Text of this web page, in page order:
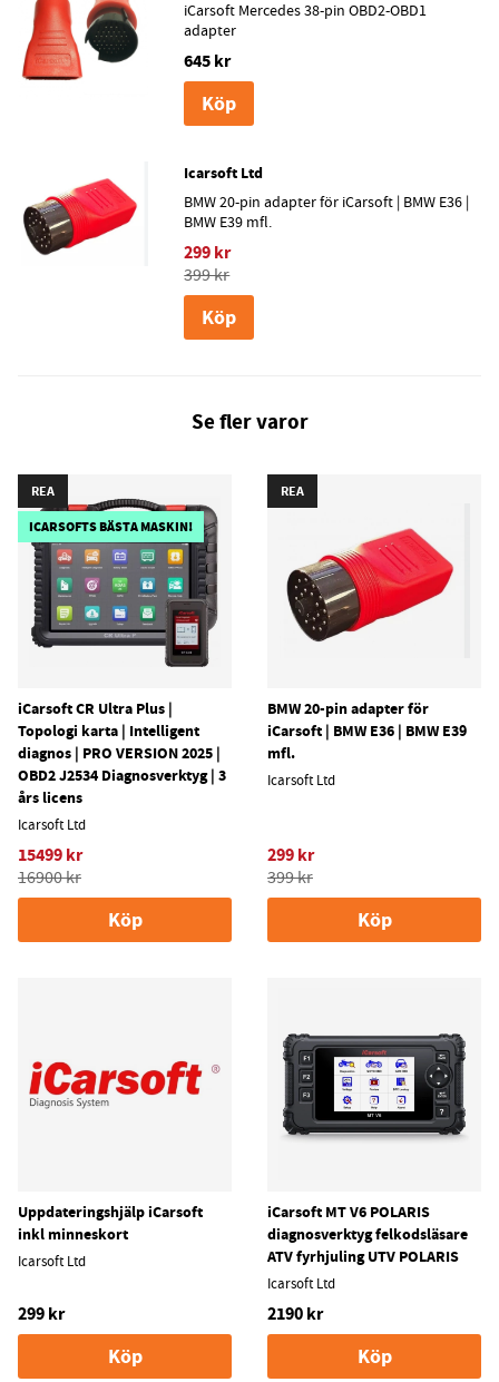
iCarsoft Mercedes 38-pin OBD2-OBD1
adapter
645 kr
Köp
Icarsoft Ltd
BMW 20-pin adapter för iCarsoft | BMW E36 |
BMW E39 mfl.
299 kr
399 kr
Köp
Se fler varor
REA
ICARSOFTS BÄSTA MASKIN!
iCarsoft CR Ultra Plus |
Topologi karta | Intelligent
diagnos | PRO VERSION 2025 |
OBD2 J2534 Diagnosverktyg | 3
års licens
Icarsoft Ltd
15499 kr
16900 kr
Köp
REA
BMW 20-pin adapter för
iCarsoft | BMW E36 | BMW E39
mfl.
Icarsoft Ltd
299 kr
399 kr
Köp
Uppdateringshjälp iCarsoft
inkl minneskort
Icarsoft Ltd
299 kr
Köp
iCarsoft MT V6 POLARIS
diagnosverktyg felkodsläsare
ATV fyrhjuling UTV POLARIS
Icarsoft Ltd
2190 kr
Köp